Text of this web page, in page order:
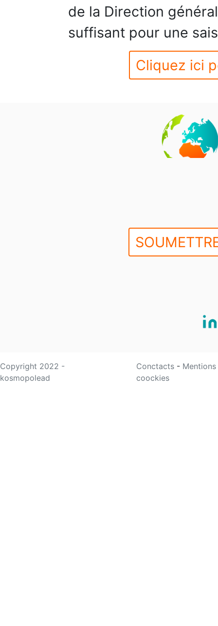
de la Direction
suffisant pour une
Cliquez ici
Copyright 2022 -
kosmopolead
Conctacts -
coockies